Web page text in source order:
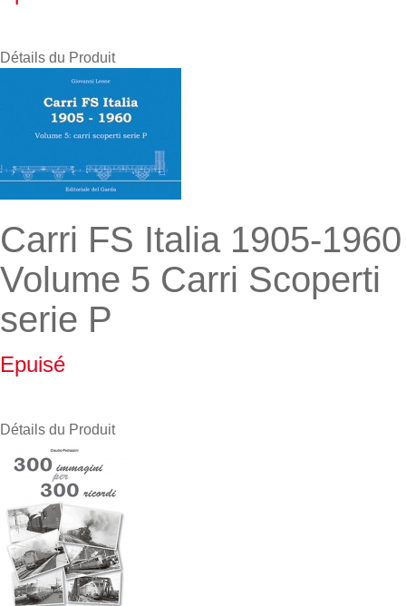
Détails du Produit
Carri FS Italia 1905-1960
Volume 5 Carri Scoperti
serie P
Epuisé
Détails du Produit